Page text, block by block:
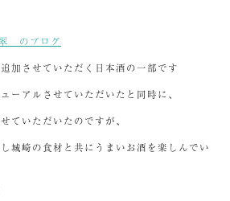
加させていただく日本酒の一部です
ーアルさせていただいたと同時に、
ていただいたのですが、
城崎の食材と共にうまいお酒を楽しんでい